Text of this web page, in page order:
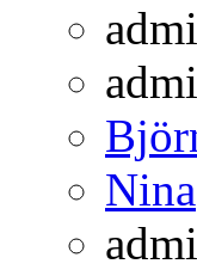
Nina